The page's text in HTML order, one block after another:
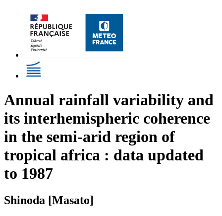
Annual rainfall variability and
its interhemispheric coherence
in the semi-arid region of
tropical africa : data updated
to 1987
Shinoda [Masato]